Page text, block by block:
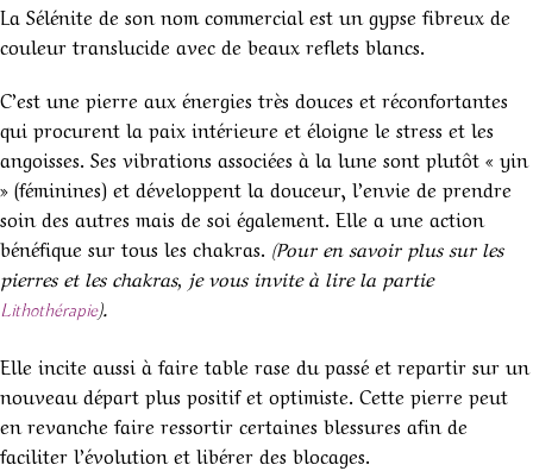
La Sélénite de son nom commercial est un gypse fibreux de
couleur translucide avec de beaux reflets blancs.
C’est une pierre aux énergies très douces et réconfortantes
qui procurent la paix intérieure et éloigne le stress et les
angoisses. Ses vibrations associées à la lune sont plutôt « yin
» (féminines) et développent la douceur, l’envie de prendre
soin des autres mais de soi également. Elle a une action
bénéfique sur tous les chakras. (Pour en savoir plus sur les
pierres et les chakras, je vous invite à lire la partie
Lithothérapie).
Elle incite aussi à faire table rase du passé et repartir sur un
nouveau départ plus positif et optimiste. Cette pierre peut
en revanche faire ressortir certaines blessures afin de
faciliter l’évolution et libérer des blocages.